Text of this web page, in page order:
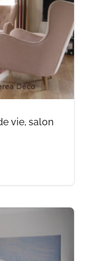
vie, salon